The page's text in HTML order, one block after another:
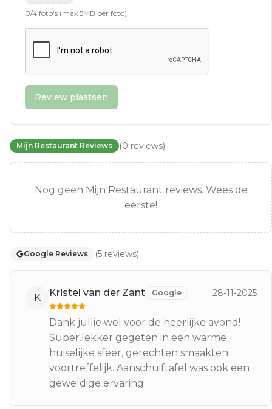
0/4 foto's (max 5MB per foto)
Review plaatsen
Mijn Restaurant Reviews (0 reviews)
Nog geen Mijn Restaurant reviews. Wees de
eerste!
Google Reviews (5 reviews)
K Kristel van der Zant Google 28-11-2025
Dank jullie wel voor de heerlijke avond!
Super.lekker gegeten in een warme
huiselijke sfeer, gerechten smaakten
voortreffelijk. Aanschuiftafel was ook een
geweldige ervaring.